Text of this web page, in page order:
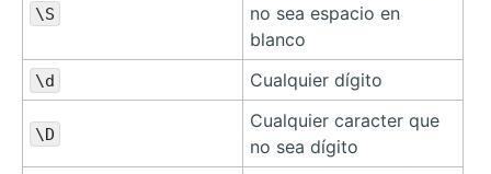
\S
no sea espacio en
blanco
\d Cualquier dígito
\D
Cualquier caracter que
no sea dígito